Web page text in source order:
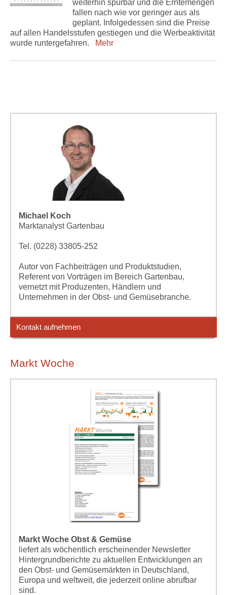
weiterhin spürbar und die Erntemengen
fallen nach wie vor geringer aus als
geplant. Infolgedessen sind die Preise
auf allen Handelsstufen gestiegen und die Werbeaktivität
wurde runtergefahren.
Mehr
Michael Koch
Marktanalyst Gartenbau
Tel. (0228) 33805-252
Autor von Fachbeiträgen und Produktstudien,
Referent von Vorträgen im Bereich Gartenbau,
vernetzt mit Produzenten, Händlern und
Unternehmen in der Obst- und Gemüsebranche.
Kontakt aufnehmen
Markt Woche
Markt Woche Obst & Gemüse
liefert als wöchentlich erscheinender Newsletter
Hintergrundberichte zu aktuellen Entwicklungen an
den Obst- und Gemüsemärkten in Deutschland,
Europa und weltweit, die jederzeit online abrufbar
sind.